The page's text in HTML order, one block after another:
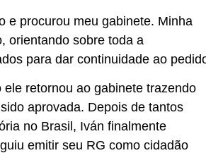
e procurou meu gabinete. Minha
orientando sobre toda a
para dar continuidade ao
retornou ao gabinete trazendo
aprovada. Depois de tantos
no Brasil, Iván finalmente
emitir seu RG como cidadão